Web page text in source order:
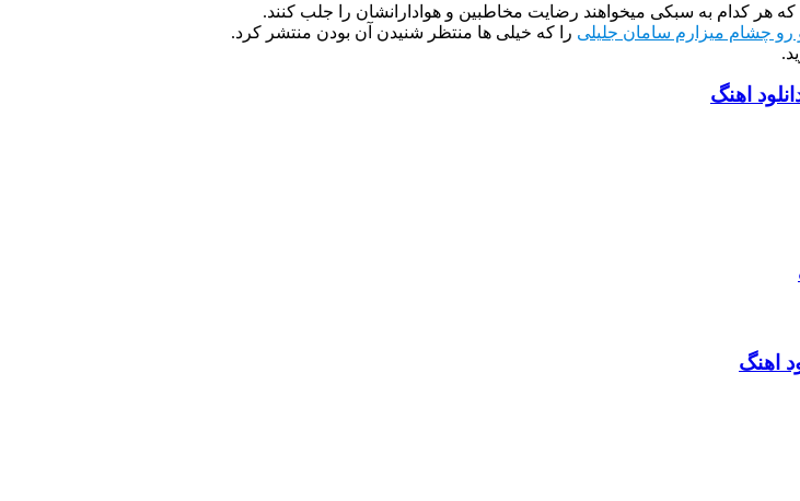
هر کدام به سبکی میخواهند رضایت مخاطبین و هوادارانشان را جلب کنند.
چشام میزارم سامان جلیلی را که خیلی ها منتظر شنیدن آن بودن منتشر کرد.
اهنگ
اهنگ